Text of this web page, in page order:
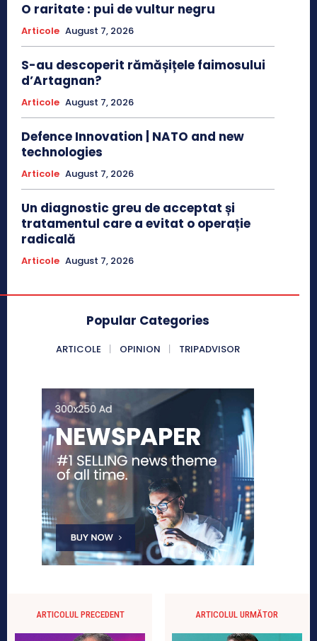
O raritate : pui de vultur negru
Articole August 7, 2026
S-au descoperit rămășițele faimosului
d’Artagnan?
Articole August 7, 2026
Defence Innovation | NATO and new
technologies
Articole August 7, 2026
Un diagnostic greu de acceptat și
tratamentul care a evitat o operație
radicală
Articole August 7, 2026
Popular Categories
ARTICOLE OPINION TRIPADVISOR
ARTICOLUL PRECEDENT ARTICOLUL URMĂTOR